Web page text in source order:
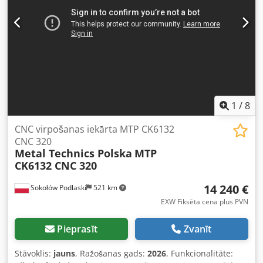
1 /8
Sokołów Podlaski 521 km
CNC virpošanas iekārta MTP CK6132
CNC 320
Metal Technics Polska MTP
CK6132 CNC 320
14 240 €
EXW Fiksēta cena plus PVN
Pieprasīt Zvanīt
Stāvoklis: jauns, Ražošanas gads: 2026, Funkcionalitāte: